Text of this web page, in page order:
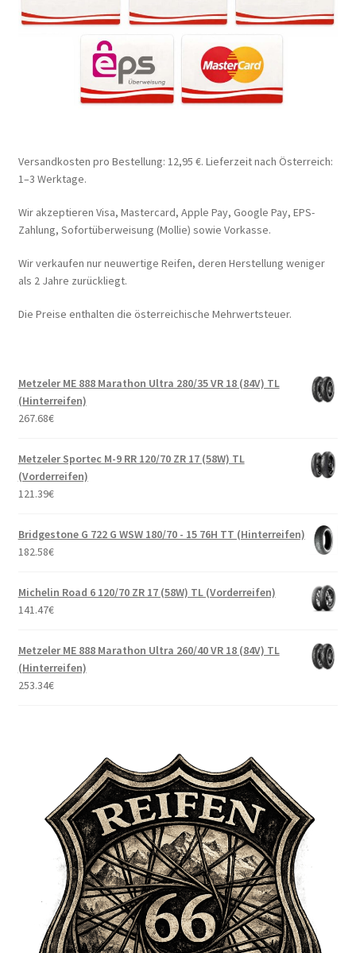
Versandkosten pro Bestellung: 12,95 €. Lieferzeit nach Österreich:
1–3 Werktage.
Wir akzeptieren Visa, Mastercard, Apple Pay, Google Pay, EPS-
Zahlung, Sofortüberweisung (Mollie) sowie Vorkasse.
Wir verkaufen nur neuwertige Reifen, deren Herstellung weniger
als 2 Jahre zurückliegt.
Die Preise enthalten die österreichische Mehrwertsteuer.
Metzeler ME 888 Marathon Ultra 280/35 VR 18 (84V) TL
(Hinterreifen)
267.68€
Metzeler Sportec M-9 RR 120/70 ZR 17 (58W) TL
(Vorderreifen)
121.39€
Bridgestone G 722 G WSW 180/70 - 15 76H TT (Hinterreifen)
182.58€
Michelin Road 6 120/70 ZR 17 (58W) TL (Vorderreifen)
141.47€
Metzeler ME 888 Marathon Ultra 260/40 VR 18 (84V) TL
(Hinterreifen)
253.34€